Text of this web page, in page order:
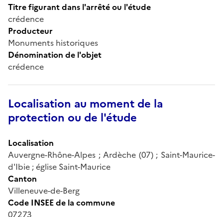
Titre figurant dans l'arrêté ou l'étude
crédence
Producteur
Monuments historiques
Dénomination de l'objet
crédence
Localisation au moment de la
protection ou de l'étude
Localisation
Auvergne-Rhône-Alpes ; Ardèche (07) ; Saint-Maurice-
d'Ibie ; église Saint-Maurice
Canton
Villeneuve-de-Berg
Code INSEE de la commune
07273